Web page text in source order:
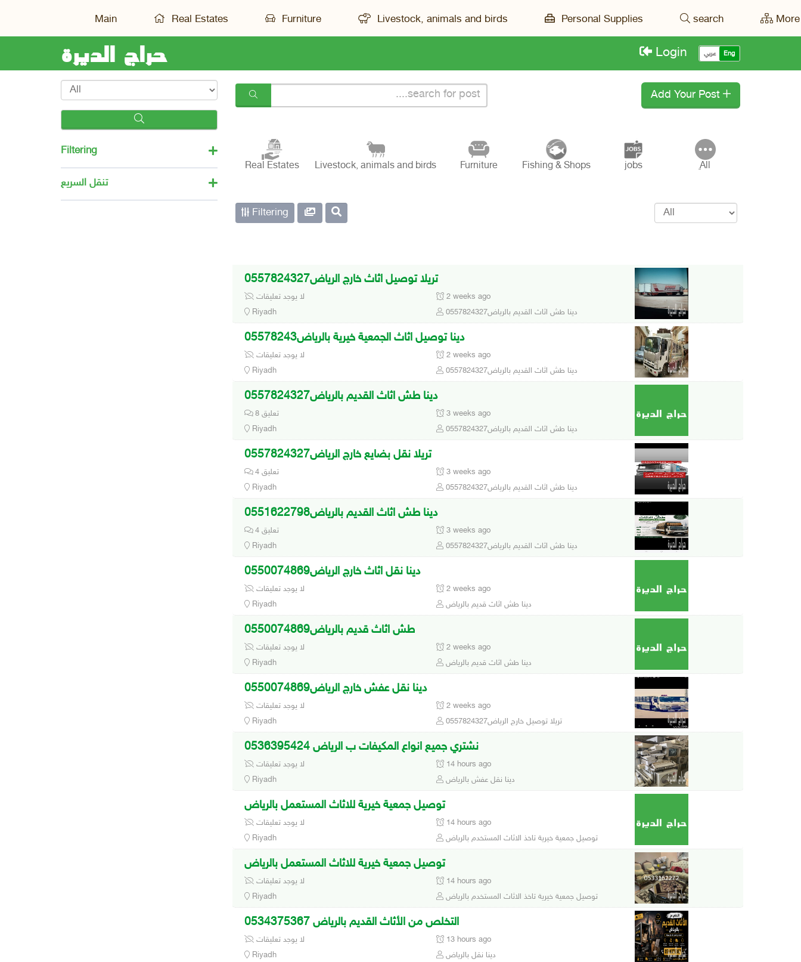
Main Real Estates Furniture Livestock, animals and birds Personal Supplies search
حراج الديرة Login عربي Eng
Filtering
تنقل السريع
Add Your Post
Real Estates Livestock, animals and birds Furniture Fishing & Shops jobs ِAll
Filtering
تريلا توصيل اثاث خارج الرياض0557824327
لا يوجد تعليقات
2 weeks ago
Riyadh
دينا طش اثاث القديم بالرياض0557824327
دينا توصيل اثاث الجمعية خيرية بالرياض05578243
لا يوجد تعليقات
2 weeks ago
Riyadh
دينا طش اثاث القديم بالرياض0557824327
دينا طش اثاث القديم بالرياض0557824327
8 تعليق
3 weeks ago
Riyadh
دينا طش اثاث القديم بالرياض0557824327
تريلا نقل بضايع خارج الرياض0557824327
4 تعليق
3 weeks ago
Riyadh
دينا طش اثاث القديم بالرياض0557824327
دينا طش اثاث القديم بالرياض0551622798
4 تعليق
3 weeks ago
Riyadh
دينا طش اثاث القديم بالرياض0557824327
دينا نقل اثاث خارج الرياض0550074869
لا يوجد تعليقات
2 weeks ago
Riyadh
دينا طش اثاث قديم بالرياض
طش اثاث قديم بالرياض0550074869
لا يوجد تعليقات
2 weeks ago
Riyadh
دينا طش اثاث قديم بالرياض
دينا نقل عفش خارج الرياض0550074869
لا يوجد تعليقات
2 weeks ago
Riyadh
تريلا توصيل خارج الرياض0557824327
نشتري جميع انواع المكيفات ب الرياض 0536395424
لا يوجد تعليقات
14 hours ago
Riyadh
دينا نقل عفش بالرياض
توصيل جمعية خيرية للاثاث المستعمل بالرياض
لا يوجد تعليقات
14 hours ago
Riyadh
توصيل جمعية خيرية تاخذ الاثاث المستخدم بالرياض
توصيل جمعية خيرية للاثاث المستعمل بالرياض
لا يوجد تعليقات
14 hours ago
Riyadh
توصيل جمعية خيرية تاخذ الاثاث المستخدم بالرياض
التخلص من الأثاث القديم بالرياض 0534375367
لا يوجد تعليقات
13 hours ago
Riyadh
دينا نقل بالرياض